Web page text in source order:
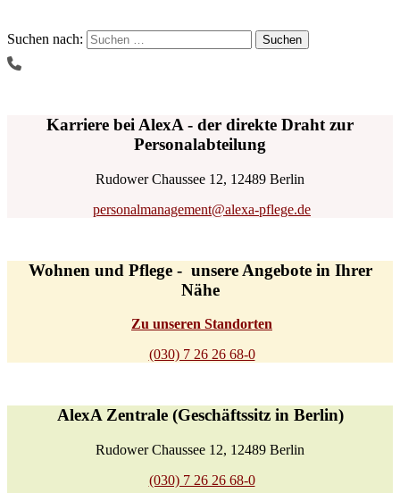
Suchen nach:
Karriere bei AlexA - der direkte Draht zur
Personalabteilung
Rudower Chaussee 12, 12489 Berlin
personalmanagement@alexa-pflege.de
Wohnen und Pflege - unsere Angebote in Ihrer
Nähe
Zu unseren Standorten
(030) 7 26 26 68-0
AlexA Zentrale (Geschäftssitz in Berlin)
Rudower Chaussee 12, 12489 Berlin
(030) 7 26 26 68-0